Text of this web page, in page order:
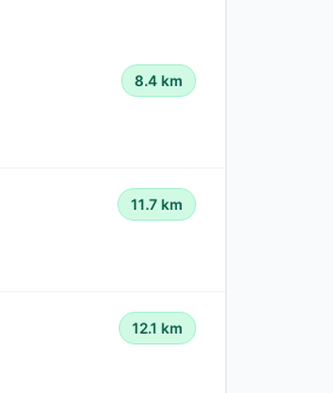
8.4 km
11.7 km
12.1 km